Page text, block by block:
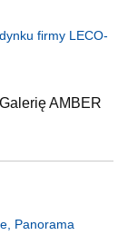
firmy LECO-
AMBER
Panorama